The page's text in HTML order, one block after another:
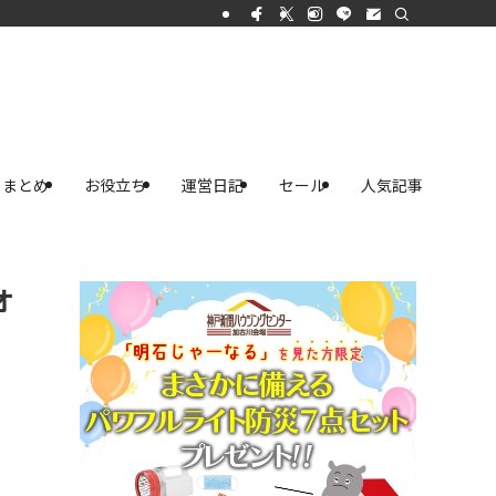
まとめ お役立ち 運営日記 セール 人気記事